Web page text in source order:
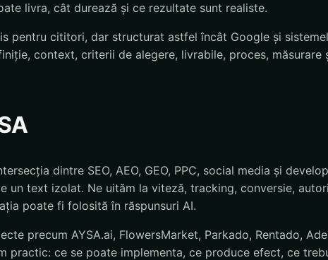
livra, cât durează și ce rezultate sunt realiste.
pentru cititori, dar structurat astfel încât Google și
context, criterii de alegere, livrabile, proces, măsurare
dintre SEO, AEO, GEO, PPC, social media și
un text izolat. Ne uităm la viteză, tracking, conversie,
poate fi folosită în răspunsuri AI.
precum AYSA.ai, FlowersMarket, Parkado, Rentado,
practic: ce se poate implementa, ce produce efect, ce